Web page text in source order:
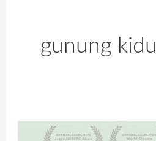
gunung kidul
Belajar